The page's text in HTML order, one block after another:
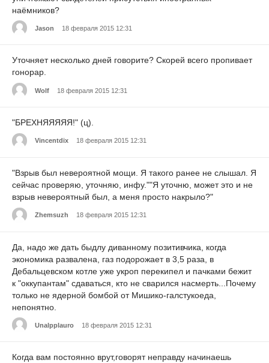
наёмников?
Jason 18 февраля 2015 12:31
Уточняет несколько дней говорите? Скорей всего пропивает
гонорар.
Wolf 18 февраля 2015 12:31
"БРЕХНЯЯЯЯЯ!" (ц).
Vincentdix 18 февраля 2015 12:31
"Взрыв был невероятной мощи. Я такого ранее не слышал. Я
сейчас проверяю, уточняю, инфу.""Я уточню, может это и не
взрыв невероятный был, а меня просто накрыло?"
Zhemsuzh 18 февраля 2015 12:31
Да, надо же дать быдлу диванному позитивчика, когда
экономика развалена, газ подорожает в 3,5 раза, в
Дебальцевском котле уже укроп перекипел и пачками бежит
к "оккупантам" сдаваться, кто не сварился насмерть...Почему
только не ядерной бомбой от Мишико-галстукоеда,
непонятно.
Unalpplauro 18 февраля 2015 12:31
Когда вам постоянно врут,говорят неправду начинаешь